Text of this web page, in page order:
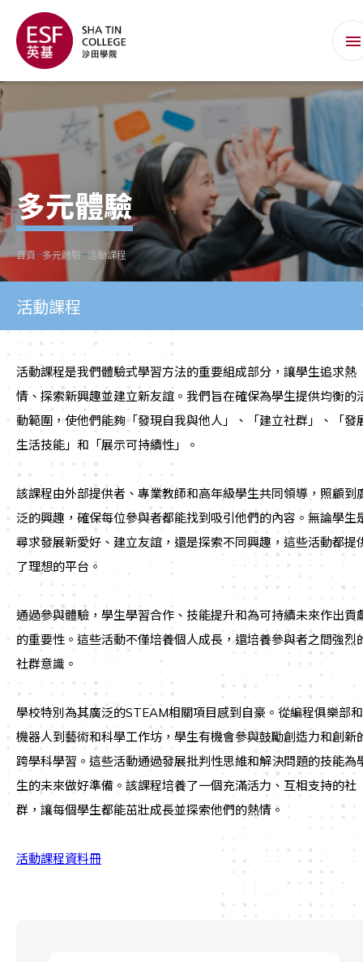
多元體驗
首頁 多元體驗 活動課程
活動課程
活動課程是我們體驗式學習方法的重要組成部分，讓學生追求熱
情、探索新興趣並建立新友誼。我們旨在確保為學生提供均衡的
動範圍，使他們能夠「發現自我與他人」、「建立社群」、「發
生活技能」和「展示可持續性」。
該課程由外部提供者、專業教師和高年級學生共同領導，照顧到
泛的興趣，確保每位參與者都能找到吸引他們的內容。無論學生
尋求發展新愛好、建立友誼，還是探索不同興趣，這些活動都提
了理想的平台。
通過參與體驗，學生學習合作、技能提升和為可持續未來作出貢
的重要性。這些活動不僅培養個人成長，還培養參與者之間強烈
社群意識。
學校特別為其廣泛的STEAM相關項目感到自豪。從編程俱樂部和
機器人到藝術和科學工作坊，學生有機會參與鼓勵創造力和創新
跨學科學習。這些活動通過發展批判性思維和解決問題的技能為
生的未來做好準備。該課程培養了一個充滿活力、互相支持的社
群，讓每個學生都能茁壯成長並探索他們的熱情。
活動課程資料冊